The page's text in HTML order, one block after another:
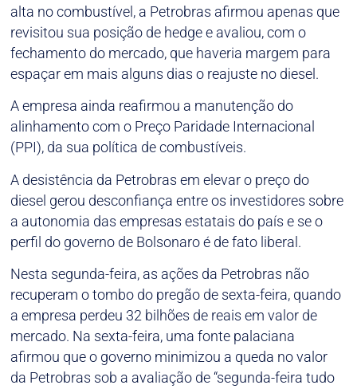
alta no combustível, a Petrobras afirmou apenas que
revisitou sua posição de hedge e avaliou, com o
fechamento do mercado, que haveria margem para
espaçar em mais alguns dias o reajuste no diesel.
A empresa ainda reafirmou a manutenção do
alinhamento com o Preço Paridade Internacional
(PPI), da sua política de combustíveis.
A desistência da Petrobras em elevar o preço do
diesel gerou desconfiança entre os investidores sobre
a autonomia das empresas estatais do país e se o
perfil do governo de Bolsonaro é de fato liberal.
Nesta segunda-feira, as ações da Petrobras não
recuperam o tombo do pregão de sexta-feira, quando
a empresa perdeu 32 bilhões de reais em valor de
mercado. Na sexta-feira, uma fonte palaciana
afirmou que o governo minimizou a queda no valor
da Petrobras sob a avaliação de “segunda-feira tudo